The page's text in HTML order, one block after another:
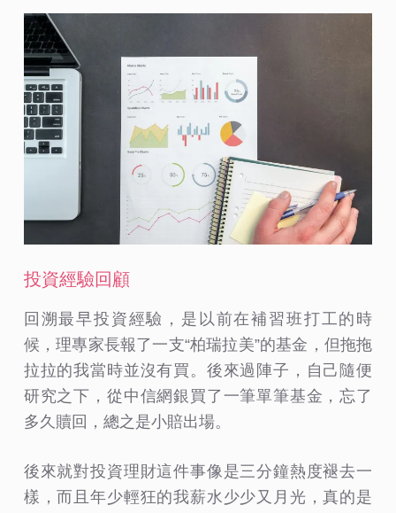
投資經驗回顧
回溯最早投資經驗，是以前在補習班打工的時
候，理專家長報了一支“柏瑞拉美”的基金，但拖拖
拉拉的我當時並沒有買。後來過陣子，自己隨便
研究之下，從中信網銀買了一筆單筆基金，忘了
多久贖回，總之是小賠出場。
後來就對投資理財這件事像是三分鐘熱度褪去一
樣，而且年少輕狂的我薪水少少又月光，真的是